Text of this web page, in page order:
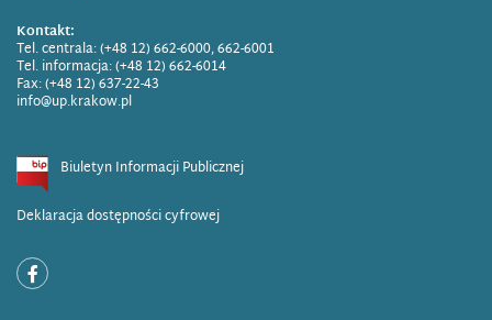
Kontakt:
Tel. centrala: (+48 12) 662-6000, 662-6001
Tel. informacja: (+48 12) 662-6014
Fax: (+48 12) 637-22-43
info@up.krakow.pl
Biuletyn Informacji Publicznej
Deklaracja dostępności cyfrowej